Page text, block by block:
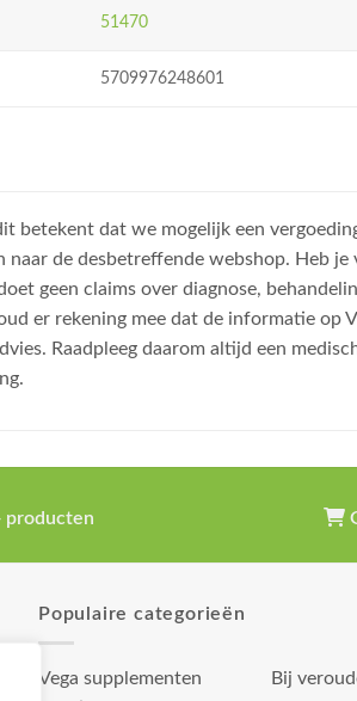
51470
5709976248601
betekent dat we mogelijk een
de desbetreffende webshop. Heb
geen claims over diagnose,
er rekening mee dat de informatie op
Raadpleeg daarom altijd een
producten
Populaire categorieën
Vega supplementen
Bij